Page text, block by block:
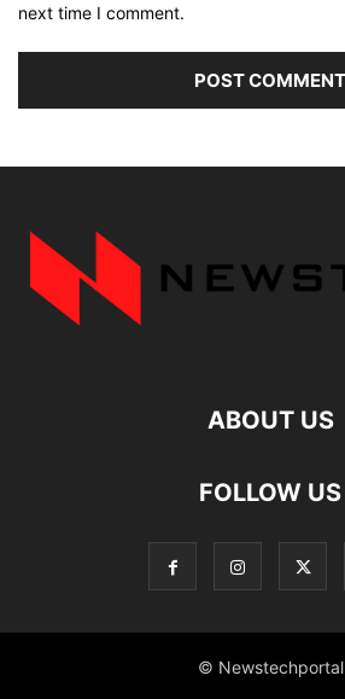
next time I comment.
ABOUT US
FOLLOW US
© Newstechportal